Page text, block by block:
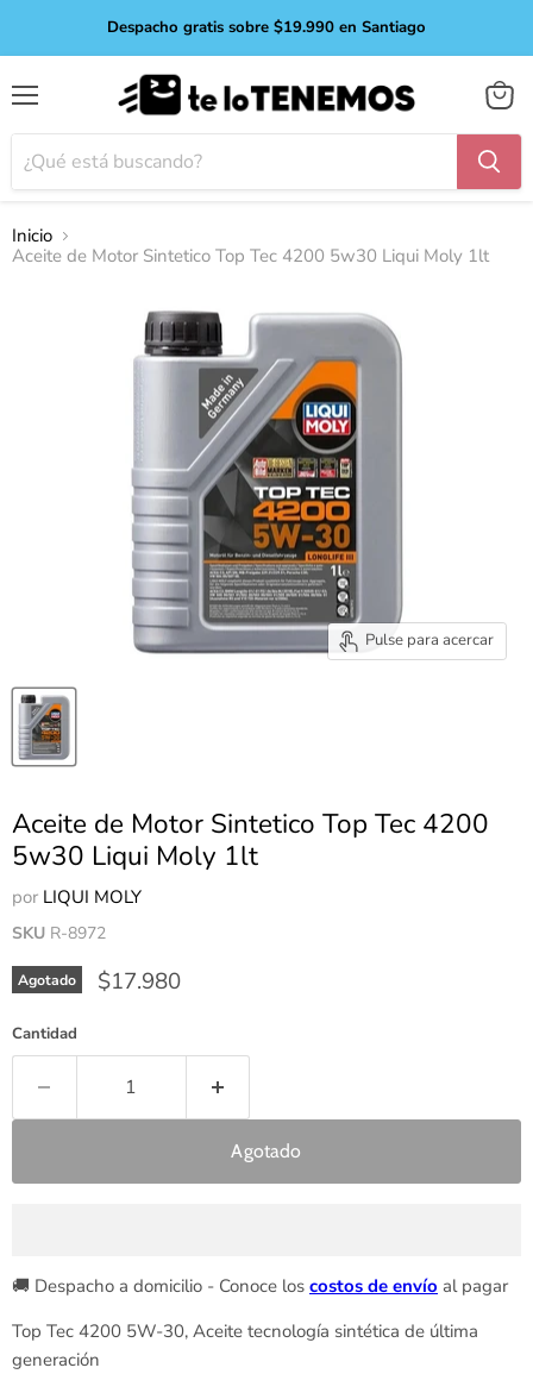
Despacho gratis sobre $19.990 en Santiago
Ver
carro
Inicio
Aceite de Motor Sintetico Top Tec 4200 5w30 Liqui Moly 1lt
Pulse para acercar
Aceite de Motor Sintetico Top Tec 4200
5w30 Liqui Moly 1lt
por LIQUI MOLY
SKU R-8972
Agotado Precio actual
$17.980
Cantidad
Agotado
🚚 Despacho a domicilio - Conoce los costos de envío al pagar
Top Tec 4200 5W-30, Aceite tecnología sintética de última
generación